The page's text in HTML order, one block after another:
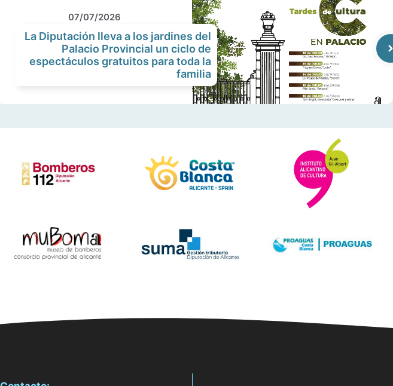
07/07/2026
La Diputación lleva a los jardines del
Palacio Provincial un ciclo de
espectáculos gratuitos para toda la
familia